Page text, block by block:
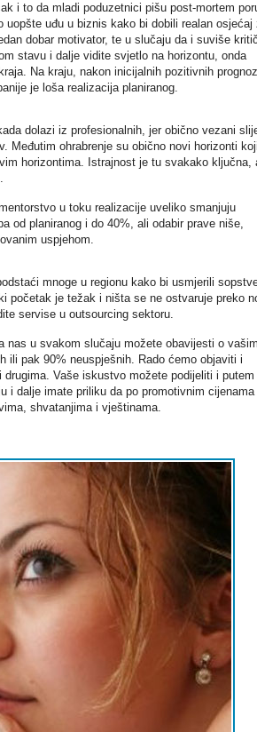
i to da mladi poduzetnici pišu post-mortem
uđu u biznis kako bi dobili realan osjećaj
dobar motivator, te u slučaju da i suviše
stavu i dalje vidite svjetlo na horizontu, onda
Na kraju, nakon inicijalnih pozitivnih
je loša realizacija planiranog.
dolazi iz profesionalnih, jer obično vezani
Međutim ohrabrenje su obično novi horizonti
horizontima. Istrajnost je tu svakako ključna,
u toku realizacije uveliko smanjuju
od planiranog i do 40%, ali odabir prave niše,
uspjehom.
mnoge u regionu kako bi usmjerili
početak je težak i ništa se ne ostvaruje preko
servise u outsourcing sektoru.
nas u svakom slučaju možete obavijesti o vašim
ili pak 90% neuspješnih. Rado ćemo objaviti i
Vaše iskustvo možete podijeliti i putem
i dalje imate priliku da po promotivnim cijenama
shvatanjima i vještinama.